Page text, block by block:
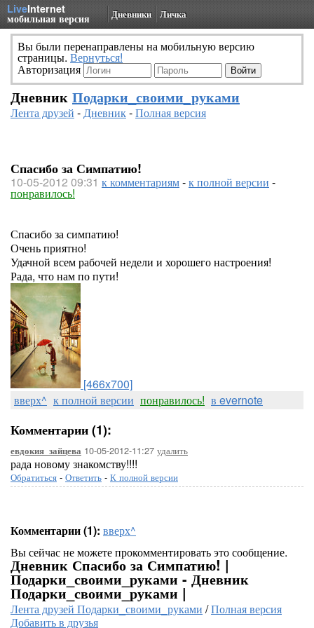
LiveInternet
мобильная версия Дневники Личка
Вы были перенаправлены на мобильную версию
страницы. Вернуться!
Авторизация
Дневник Подарки_своими_руками
Лента друзей -Дневник-Полная версия
Спасибо за Симпатию!
10-05-2012 09:31 к комментариям-к полной версии -
понравилось!
Спасибо за симпатию!
Очень приятно!
Удачной всем рабочей недели и хорошего настроения!
Рада, что нам по пути!
[466x700]
вверх^ к полной версии понравилось! в evernote
Комментарии (1):
евдокия_зайцева 10-05-2012-11:27 удалить
рада новому знакомству!!!!
Обратиться - Ответить - К полной версии
Комментарии (1): вверх^
Вы сейчас не можете прокомментировать это сообщение.
Дневник Спасибо за Симпатию! |
Подарки_своими_руками - Дневник
Подарки_своими_руками |
Лента друзей Подарки_своими_руками /Полная версия
Добавить в друзья